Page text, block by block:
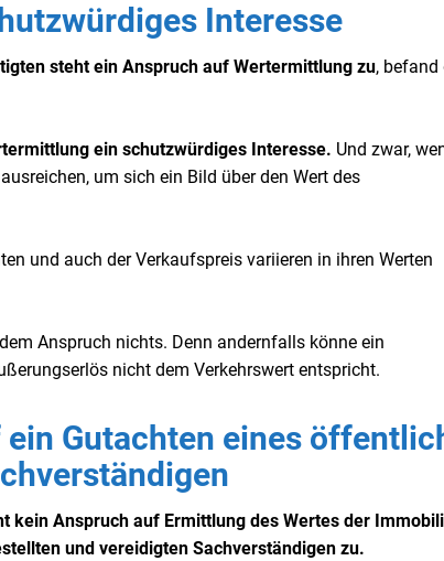
Interesse
steht ein Anspruch auf Wertermittlung zu, befand
ein schutzwürdiges Interesse. Und zwar,
um sich ein Bild über den Wert des
und auch der Verkaufspreis variieren in ihren Werten
Anspruch nichts. Denn andernfalls könne ein
nicht dem Verkehrswert entspricht.
Gutachten eines
kein Anspruch auf Ermittlung des Wertes der
und vereidigten Sachverständigen zu.